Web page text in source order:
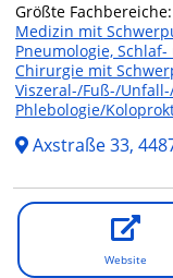
Größte Fachbereiche:
Medizin mit
Pneumologie,
Chirurgie mit
Viszeral-/Fuß-/
Phlebologie/
Axstraße 33,
Website